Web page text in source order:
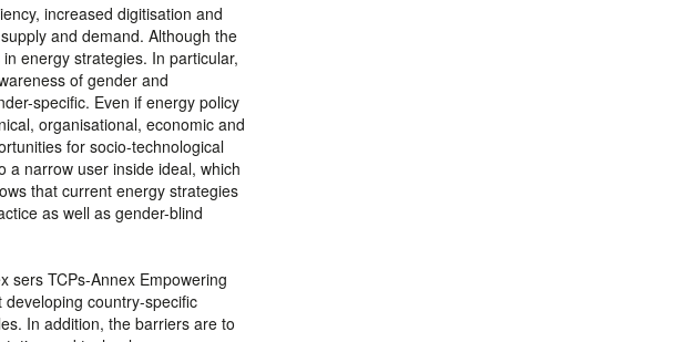
increased digitisation and
and demand. Although the
energy strategies. In particular,
of gender and
specific. Even if energy policy
organisational, economic and
for socio-technological
a narrow user inside ideal, which
that current energy strategies
as well as gender-blind
sers TCPs-Annex Empowering
country-specific
In addition, the barriers are to